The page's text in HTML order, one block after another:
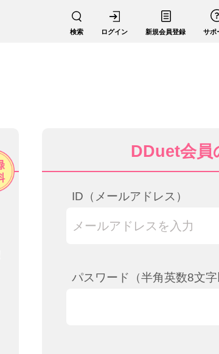
検索 ログイン 新規会員登録 サポ
DDuet会員
ID（メールアドレス）
パスワード（半角英数8文字